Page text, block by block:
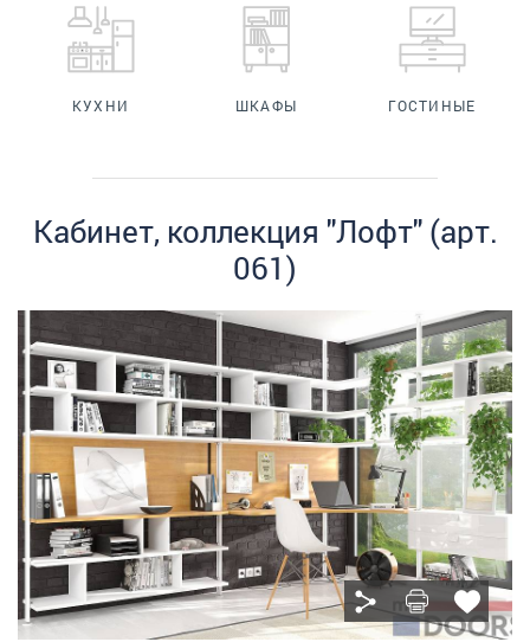
КУХНИ ШКАФЫ ГОСТИНЫЕ
Кабинет, коллекция "Лофт" (арт.
061)